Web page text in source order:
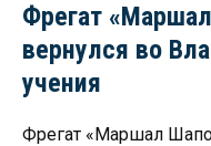
Фрегат
вернулся во
учения
Фрегат «Маршал